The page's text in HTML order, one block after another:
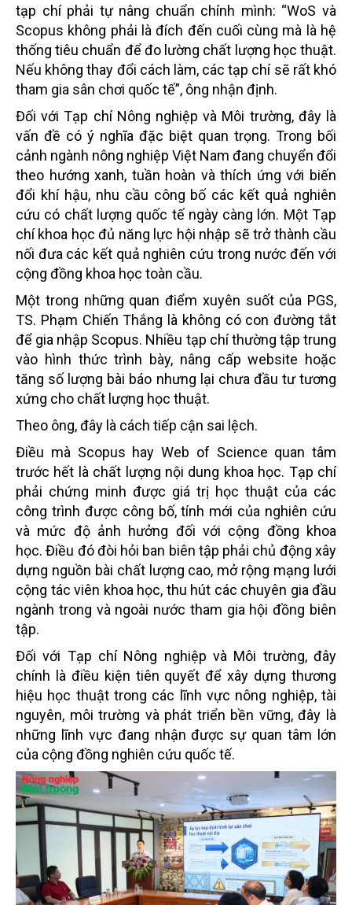
tạp chí phải tự nâng chuẩn chính mình: “WoS và
Scopus không phải là đích đến cuối cùng mà là hệ
thống tiêu chuẩn để đo lường chất lượng học thuật.
Nếu không thay đổi cách làm, các tạp chí sẽ rất khó
tham gia sân chơi quốc tế”, ông nhận định.
Đối với Tạp chí Nông nghiệp và Môi trường, đây là
vấn đề có ý nghĩa đặc biệt quan trọng. Trong bối
cảnh ngành nông nghiệp Việt Nam đang chuyển đổi
theo hướng xanh, tuần hoàn và thích ứng với biến
đổi khí hậu, nhu cầu công bố các kết quả nghiên
cứu có chất lượng quốc tế ngày càng lớn. Một Tạp
chí khoa học đủ năng lực hội nhập sẽ trở thành cầu
nối đưa các kết quả nghiên cứu trong nước đến với
cộng đồng khoa học toàn cầu.
Một trong những quan điểm xuyên suốt của PGS,
TS. Phạm Chiến Thắng là không có con đường tắt
để gia nhập Scopus. Nhiều tạp chí thường tập trung
vào hình thức trình bày, nâng cấp website hoặc
tăng số lượng bài báo nhưng lại chưa đầu tư tương
xứng cho chất lượng học thuật.
Theo ông, đây là cách tiếp cận sai lệch.
Điều mà Scopus hay Web of Science quan tâm
trước hết là chất lượng nội dung khoa học. Tạp chí
phải chứng minh được giá trị học thuật của các
công trình được công bố, tính mới của nghiên cứu
và mức độ ảnh hưởng đối với cộng đồng khoa
học.Điều đó đòi hỏi ban biên tập phải chủ động xây
dựng nguồn bài chất lượng cao, mở rộng mạng lưới
cộng tác viên khoa học, thu hút các chuyên gia đầu
ngành trong và ngoài nước tham gia hội đồng biên
tập.
Đối với Tạp chí Nông nghiệp và Môi trường, đây
chính là điều kiện tiên quyết để xây dựng thương
hiệu học thuật trong các lĩnh vực nông nghiệp, tài
nguyên, môi trường và phát triển bền vững, đây là
những lĩnh vực đang nhận được sự quan tâm lớn
của cộng đồng nghiên cứu quốc tế.